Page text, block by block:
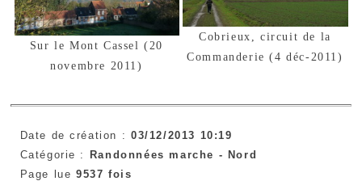
Sur le Mont Cassel (20
novembre 2011)
Cobrieux, circuit de la
Commanderie (4 déc-2011)
Date de création : 03/12/2013 10:19
Catégorie :
Randonnées marche - Nord
Page lue 9537 fois